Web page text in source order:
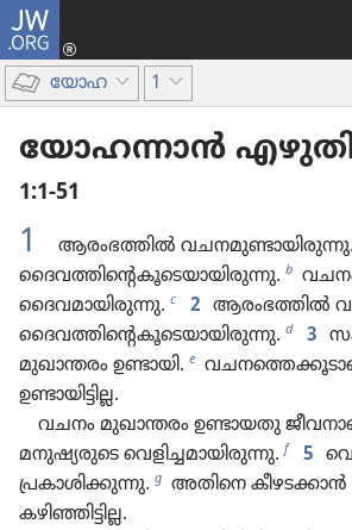
JW.ORG
യോഹ 1
യോഹ​ന്നാൻ
1:1-51
1 ആരംഭ​ത്തിൽ വചനമുണ്ടായിരുന്നു.
ദൈവത്തിന്റെകൂടെയായിരുന്നു. b
ദൈവമായിരുന്നു. c 2 ആരംഭ​ത്തിൽ
ദൈവത്തിന്റെകൂടെയായിരുന്നു. d 3
മുഖാ​ന്തരം ഉണ്ടായി. e
ഉണ്ടായിട്ടില്ല.
വചനം മുഖാ​ന്തരം ഉണ്ടായതു
മനുഷ്യ​രു​ടെ വെളിച്ചമായിരുന്നു. f 5
പ്രകാശിക്കുന്നു. g അതിനെ കീഴട​ക്കാൻ
കഴിഞ്ഞിട്ടില്ല.